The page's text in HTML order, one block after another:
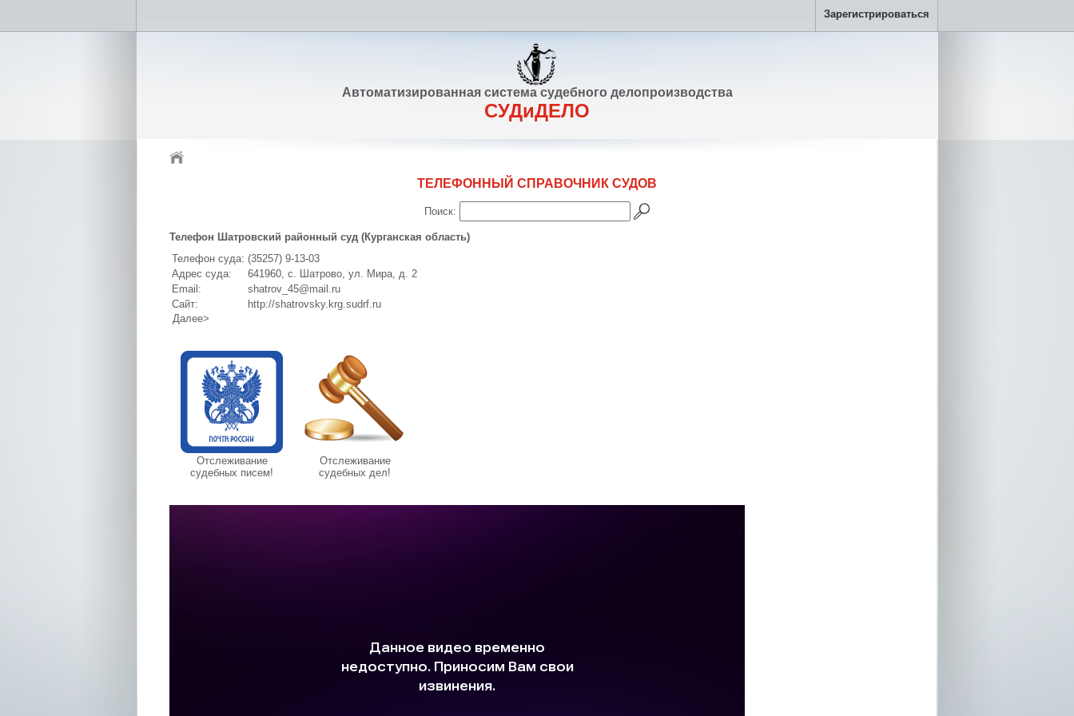
Зарегистрироваться
Автоматизированная система судебного делопроизводства
СУДиДЕЛО
ТЕЛЕФОННЫЙ СПРАВОЧНИК СУДОВ
Поиск:
Телефон Шатровский районный суд (Курганская область)
Телефон суда: (35257) 9-13-03
Адрес суда:
641960, с. Шатрово, ул. Мира, д. 2
Email:
shatrov_45@mail.ru
Сайт:
http://shatrovsky.krg.sudrf.ru
Далее>
Отслеживание
судебных писем!
Отслеживание
судебных дел!